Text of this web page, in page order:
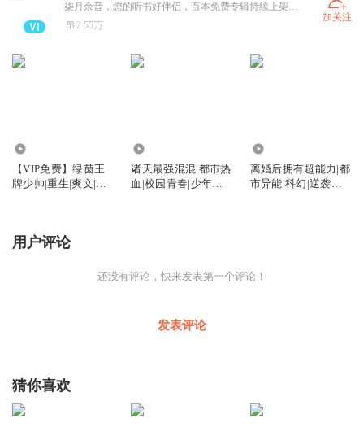
柒月余音，您的听书好伴侣，百本免费专辑持续上架更新中，悬疑恐怖/都市爽文/古/现言情/总裁豪门/玄幻修仙/穿越重生/虚拟网游等等应有尽有，期待小耳朵儿们的光临，免费畅听哦！！
2.55万
加关注
【VIP免费】绿茵王
牌少帅|重生|爽文|逆
诸天最强混混|都市热
血|校园青春|少年逆
离婚后拥有超能力|都
市异能|科幻|逆袭爽
用户评论
还没有评论，快来发表第一个评论！
发表评论
猜你喜欢